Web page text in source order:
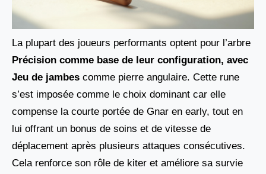
La plupart des joueurs performants optent pour l’arbre
Précision comme base de leur configuration, avec
Jeu de jambes comme pierre angulaire. Cette rune
s’est imposée comme le choix dominant car elle
compense la courte portée de Gnar en early, tout en
lui offrant un bonus de soins et de vitesse de
déplacement après plusieurs attaques consécutives.
Cela renforce son rôle de kiter et améliore sa survie